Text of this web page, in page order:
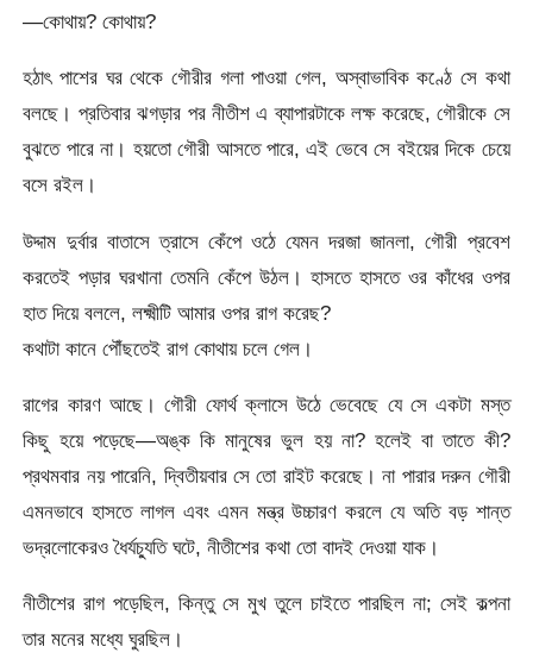
—কোথায়? কোথায়?
হঠাৎ পাশের ঘর থেকে গৌরীর গলা পাওয়া গেল, অস্বাভাবিক কণ্ঠে সে কথা
বলছে। প্রতিবার ঝগড়ার পর নীতীশ এ ব্যাপারটাকে লক্ষ করেছে, গৌরীকে সে
বুঝতে পারে না। হয়তো গৌরী আসতে পারে, এই ভেবে সে বইয়ের দিকে চেয়ে
বসে রইল।
উদ্দাম দুর্বার বাতাসে ত্রাসে কেঁপে ওঠে যেমন দরজা জানলা, গৌরী প্রবেশ
করতেই পড়ার ঘরখানা তেমনি কেঁপে উঠল। হাসতে হাসতে ওর কাঁধের ওপর
হাত দিয়ে বললে, লক্ষ্মীটি আমার ওপর রাগ করেছ?
কথাটা কানে পৌঁছতেই রাগ কোথায় চলে গেল।
রাগের কারণ আছে। গৌরী ফোর্থ ক্লাসে উঠে ভেবেছে যে সে একটা মস্ত
কিছু হয়ে পড়েছে—অঙ্ক কি মানুষের ভুল হয় না? হলেই বা তাতে কী?
প্রথমবার নয় পারেনি, দ্বিতীয়বার সে তো রাইট করেছে। না পারার দরুন গৌরী
এমনভাবে হাসতে লাগল এবং এমন মন্ত্র উচ্চারণ করলে যে অতি বড় শান্ত
ভদ্রলোকেরও ধৈর্যচ্যুতি ঘটে, নীতীশের কথা তো বাদই দেওয়া যাক।
নীতীশের রাগ পড়েছিল, কিন্তু সে মুখ তুলে চাইতে পারছিল না; সেই কল্পনা
তার মনের মধ্যে ঘুরছিল।